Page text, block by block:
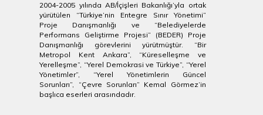
2004-2005 yılında AB/İçişleri Bakanlığı’yla ortak
yürütülen “Türkiye’nin Entegre Sınır Yönetimi”
Proje Danışmanlığı ve “Belediyelerde
Performans Geliştirme Projesi” (BEDER) Proje
Danışmanlığı görevlerini yürütmüştür. “Bir
Metropol Kent Ankara”, “Küreselleşme ve
Yerelleşme”, “Yerel Demokrasi ve Türkiye”, “Yerel
Yönetimler”, “Yerel Yönetimlerin Güncel
Sorunları”, “Çevre Sorunları” Kemal Görmez’in
başlıca eserleri arasındadır.